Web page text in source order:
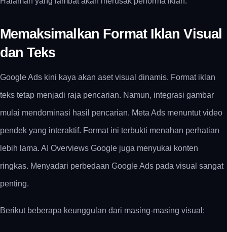
Memaksimalkan Format Iklan Visual
dan Teks
Google Ads kini kaya akan aset visual dinamis. Format iklan
teks tetap menjadi raja pencarian. Namun, integrasi gambar
mulai mendominasi hasil pencarian. Meta Ads menuntut video
pendek yang interaktif. Format ini terbukti menahan perhatian
lebih lama. AI Overviews Google juga menyukai konten
ringkas. Menyadari perbedaan Google Ads pada visual sangat
penting.
Berikut beberapa keunggulan dari masing-masing visual: